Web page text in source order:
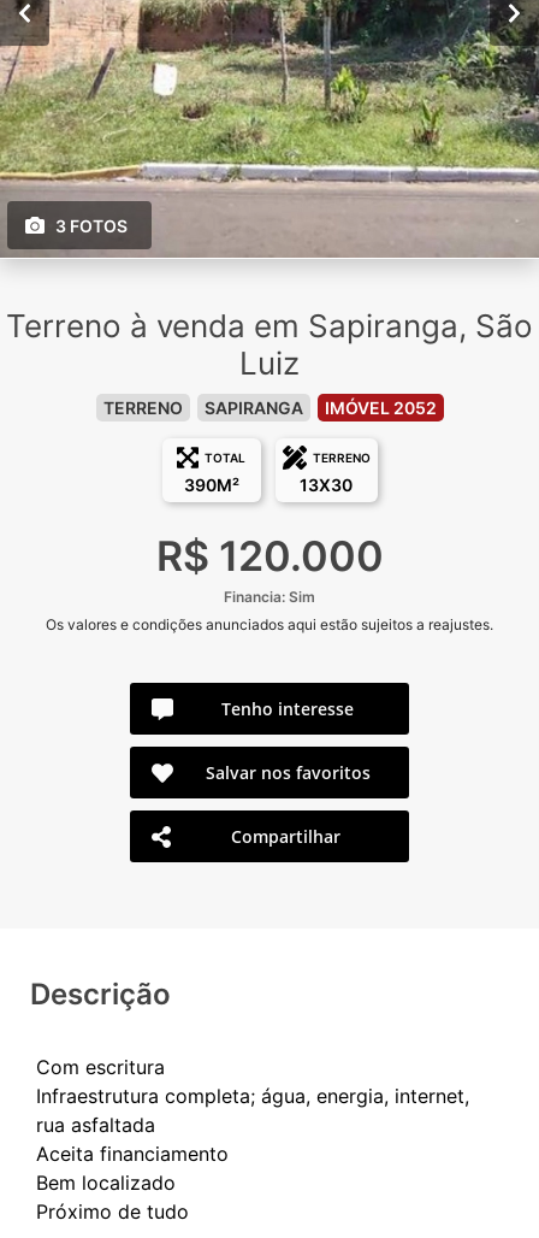
3 FOTOS
Terreno à venda em Sapiranga, São
Luiz
TERRENO SAPIRANGA IMÓVEL 2052
TOTAL
390M²
TERRENO
13X30
R$ 120.000
Financia: Sim
Os valores e condições anunciados aqui estão sujeitos a reajustes.
Tenho interesse
Salvar nos favoritos
Compartilhar
Descrição
Com escritura
Infraestrutura completa; água, energia, internet,
rua asfaltada
Aceita financiamento
Bem localizado